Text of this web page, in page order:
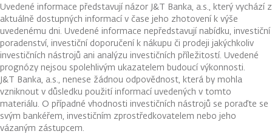
Uvedené informace představují názor J&T Banka, a.s., který vychází z
aktuálně dostupných informací v čase jeho zhotovení k výše
uvedenému dni. Uvedené informace nepředstavují nabídku, investiční
poradenství, investiční doporučení k nákupu či prodeji jakýchkoliv
investičních nástrojů ani analýzu investičních příležitostí. Uvedené
prognózy nejsou spolehlivým ukazatelem budoucí výkonnosti.
J&T Banka, a.s., nenese žádnou odpovědnost, která by mohla
vzniknout v důsledku použití informací uvedených v tomto
materiálu. O případné vhodnosti investičních nástrojů se poraďte se
svým bankéřem, investičním zprostředkovatelem nebo jeho
vázaným zástupcem.